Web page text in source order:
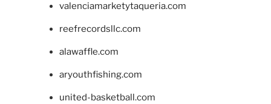
valenciamarketytaqueria.com
reefrecordsllc.com
alawaffle.com
aryouthfishing.com
united-basketball.com